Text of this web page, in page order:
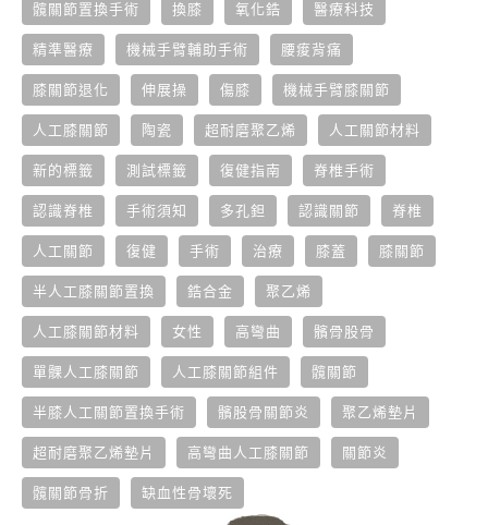
髖關節置換手術 換膝 氧化鋯 醫療科技
精準醫療 機械手臂輔助手術 腰痠背痛
膝關節退化 伸展操 傷膝 機械手臂膝關節
人工膝關節 陶瓷 超耐磨聚乙烯 人工關節材料
新的標籤 測試標籤 復健指南 脊椎手術
認識脊椎 手術須知 多孔鉭 認識關節 脊椎
人工關節 復健 手術 治療 膝蓋 膝關節
半人工膝關節置換 鋯合金 聚乙烯
人工膝關節材料 女性 高彎曲 髕骨股骨
單髁人工膝關節 人工膝關節組件 髖關節
半膝人工關節置換手術 髕股骨關節炎 聚乙烯墊片
超耐磨聚乙烯墊片 高彎曲人工膝關節 關節炎
髖關節骨折 缺血性骨壞死